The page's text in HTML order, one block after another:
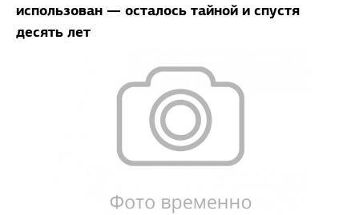
использован — осталось тайной и спустя
десять лет